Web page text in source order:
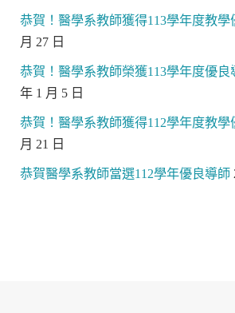
恭賀！醫學系教師獲得113學年度教學
月 27 日
恭賀！醫學系教師榮獲113學年度優良
年 1 月 5 日
恭賀！醫學系教師獲得112學年度教學
月 21 日
恭賀醫學系教師當選112學年優良導師